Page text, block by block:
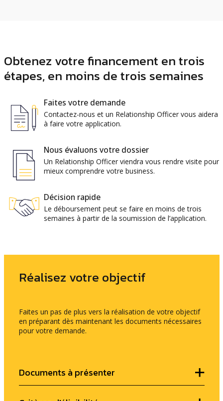
Obtenez votre financement en trois
étapes, en moins de trois semaines
Faites votre demande
Contactez-nous et un Relationship Officer vous aidera
à faire votre application.
Nous évaluons votre dossier
Un Relationship Officer viendra vous rendre visite pour
mieux comprendre votre business.
Décision rapide
Le déboursement peut se faire en moins de trois
semaines à partir de la soumission de l’application.
Réalisez votre objectif
Faites un pas de plus vers la réalisation de votre objectif
en préparant dès maintenant les documents nécessaires
pour votre demande.
Documents à présenter